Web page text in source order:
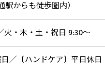
からも徒歩圏内）
火・木・土・祝日 9:30～
日／〔ハンドケア〕平日休日